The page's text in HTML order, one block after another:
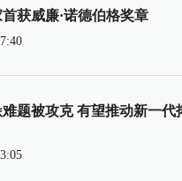
获威廉·诺德伯格奖章
题被攻克 有望推动新一代